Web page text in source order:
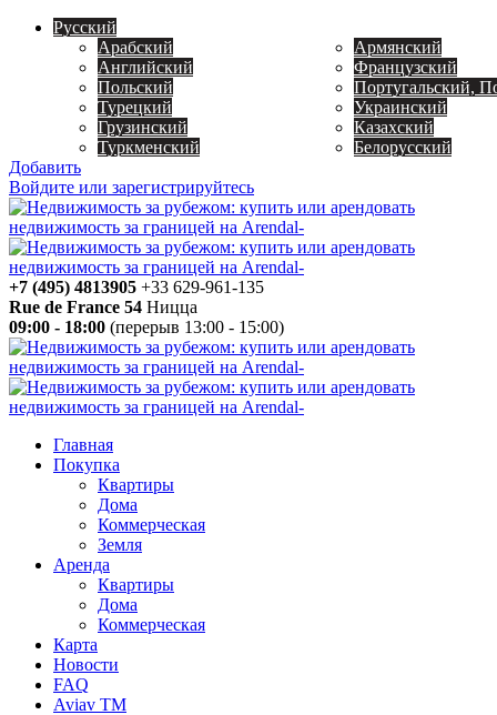
Русский
Арабский
Армянский
Английский
Французский
Польский
Португальский,
Турецкий
Украинский
Грузинский
Казахский
Туркменский
Белорусский
Добавить
Войдите или зарегистрируйтесь
+7 (495) 4813905 +33 629-961-135
Rue de France 54 Ницца
09:00 - 18:00 (перерыв 13:00 - 15:00)
Главная
Покупка
Квартиры
Дома
Коммерческая
Земля
Аренда
Квартиры
Дома
Коммерческая
Карта
Новости
FAQ
Aviav TM